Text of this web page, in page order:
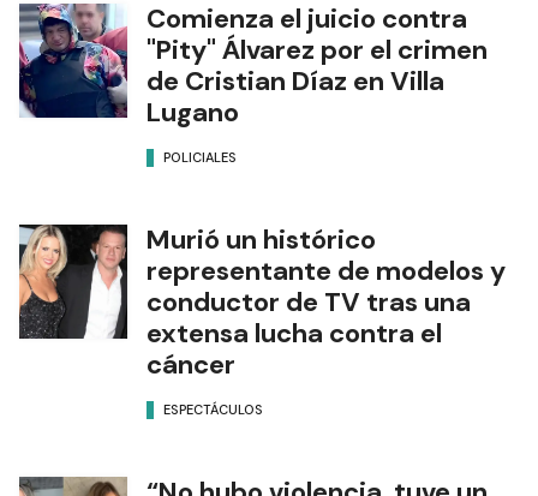
Comienza el juicio contra
"Pity" Álvarez por el crimen
de Cristian Díaz en Villa
Lugano
POLICIALES
Murió un histórico
representante de modelos y
conductor de TV tras una
extensa lucha contra el
cáncer
ESPECTÁCULOS